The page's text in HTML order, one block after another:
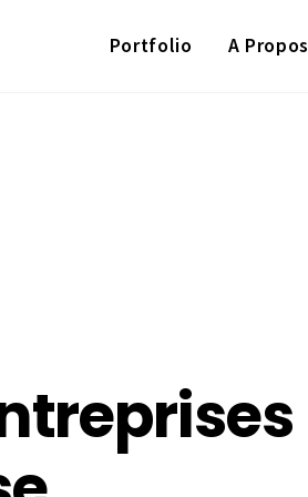
Portfolio A Propos